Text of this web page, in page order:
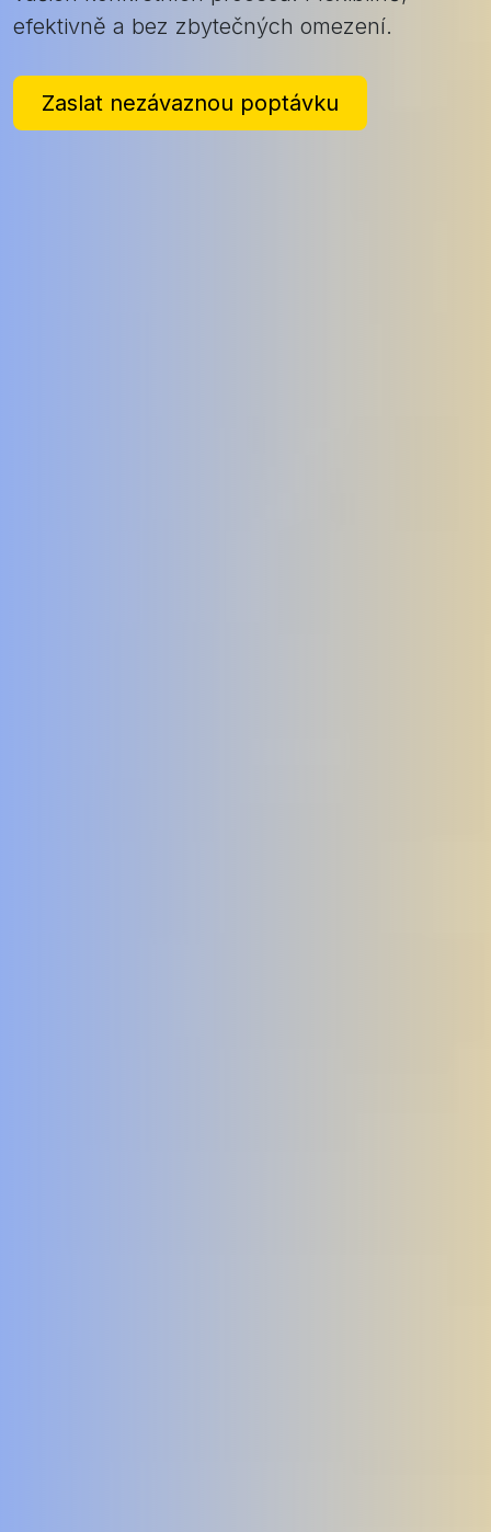
efektivně a bez zbytečných omezení.
Zaslat nezávaznou poptávku